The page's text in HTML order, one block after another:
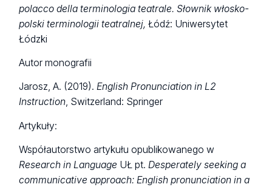
polacco della terminologia teatrale. Słownik włosko-
polski terminologii teatralnej, Łódź: Uniwersytet
Łódzki
Autor monografii
Jarosz, A. (2019).English Pronunciation in L2
Instruction, Switzerland: Springer
Artykuły:
Współautorstwo artykułu opublikowanego w
Research in Language UŁ pt.Desperately seeking a
communicative approach: English pronunciation in a